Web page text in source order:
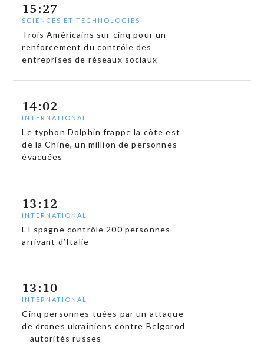
15:27
SCIENCES ET TECHNOLOGIES
Trois Américains sur cinq pour un
renforcement du contrôle des
entreprises de réseaux sociaux
14:02
INTERNATIONAL
Le typhon Dolphin frappe la côte est
de la Chine, un million de personnes
évacuées
13:12
INTERNATIONAL
L’Espagne contrôle 200 personnes
arrivant d’Italie
13:10
INTERNATIONAL
Cinq personnes tuées par un attaque
de drones ukrainiens contre Belgorod
– autorités russes